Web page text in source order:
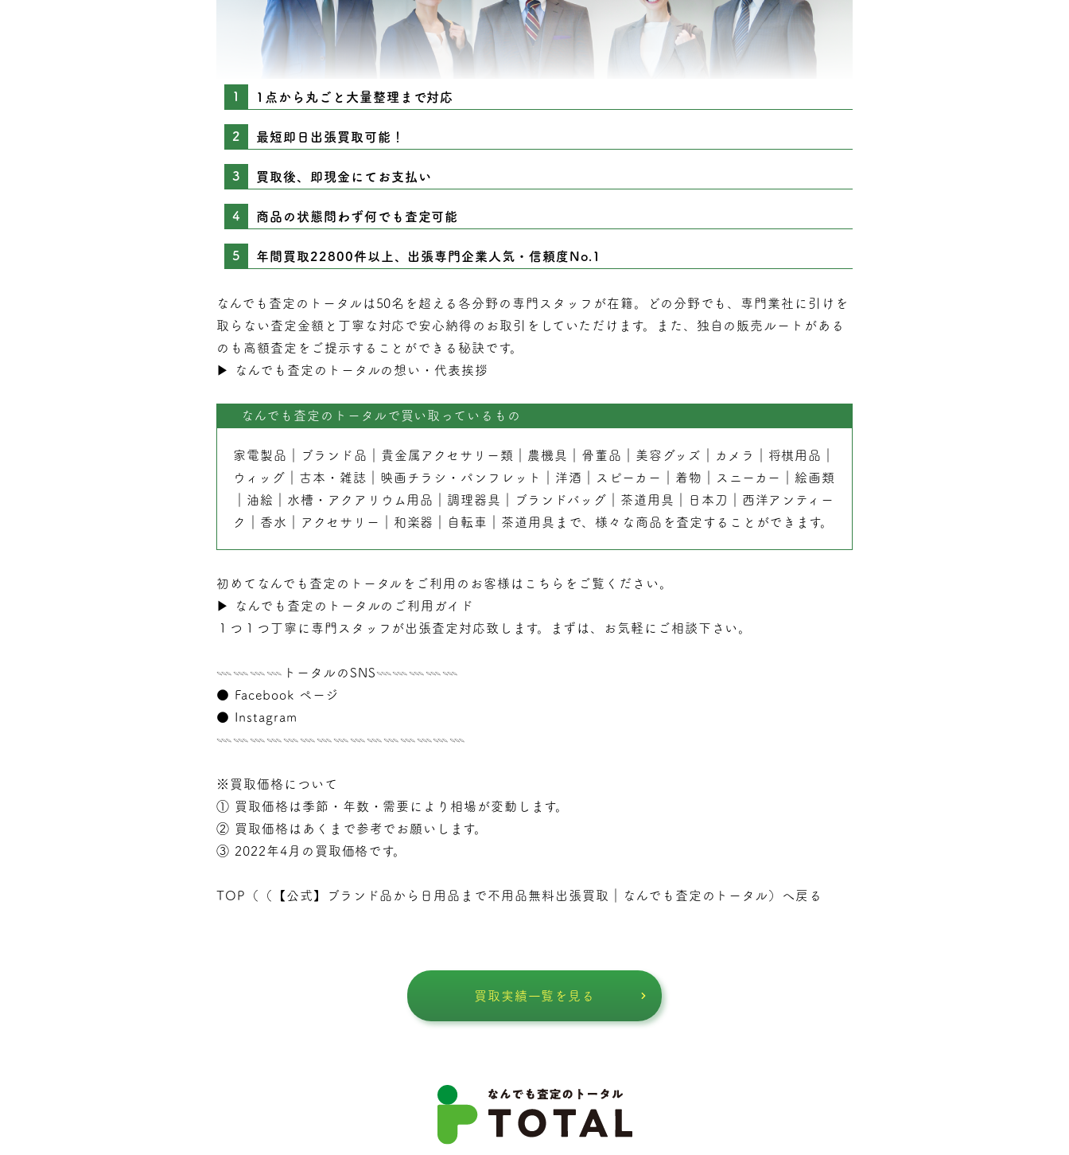
1点から丸ごと大量整理まで対応
最短即日出張買取可能！
買取後、即現金にてお支払い
商品の状態問わず何でも査定可能
年間買取22800件以上、出張専門企業人気・信頼度No.1
なんでも査定のトータルは50名を超える各分野の専門スタッフが在籍。どの分野でも、専門業社に引けを
取らない査定 金額と丁寧な対応で安心納得のお取引をしていただけます。また、独自の販売ルートがある
のも高額査定をご提示することができる秘訣です。
▶︎
なんでも査定のトータルの想い・代表挨拶
なんでも査定のトータルで買い取っているもの
家電製品 ブランド品 貴金属アクセサリー類 農機具 骨董品 美容グッズ カメラ 将棋用品
ウィッグ
古本 ・ 雑誌 映画チラシ・パンフレット 洋酒 スピーカー 着物 スニーカー
絵画類
油絵 水槽・アクアリウム用品 調理器具 ブランドバッグ ｜茶道用具｜ 日本刀
西洋アンティー
ク
香水 アクセサリー 和楽器 自転車 茶道用具 まで、様々な商品を査定することができます。
初めてなんでも査定のトータルをご利用のお客様はこちらをご覧ください。
▶︎
なんでも査定のトータルのご利用ガイド
１つ１つ丁寧に専門スタッフが出張査定対応致します。まずは、お気軽にご相談下さい。
𓇠𓇠𓇠𓇠トータルのSNS𓇠𓇠𓇠𓇠𓇠
● Facebook ページ
● Instagram
𓇠𓇠𓇠𓇠𓇠𓇠𓇠𓇠𓇠𓇠𓇠𓇠𓇠𓇠𓇠
※買取価格について
① 買取価格は季節・年数・需要により相場が変動します。
② 買取価格はあくまで参考でお願いします。
③ 2022年4月の買取価格です。
TOP（（ 【公式】ブランド品から日用品まで不用品無料出張買取｜なんでも査定のトータル）へ戻る
買取実績一覧を見る